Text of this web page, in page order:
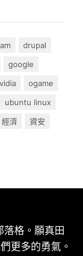
drupal
google
ogame
ubuntu linux
經濟
資安
格。願真田
更多的勇氣。